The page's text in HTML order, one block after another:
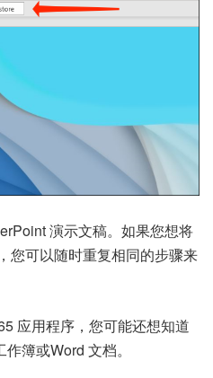
演示文稿。如果您想将
您可以随时重复相同的步骤来
应用程序，您可能还想知道
作簿或Word 文档。